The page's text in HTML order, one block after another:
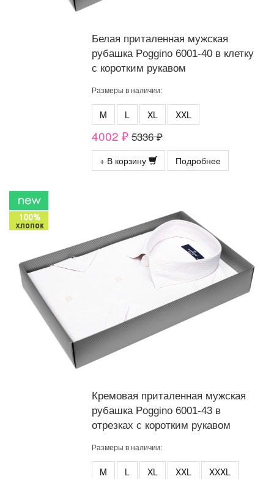
Белая приталенная мужская
рубашка Poggino 6001-40 в клетку
с коротким рукавом
Размеры в наличии:
M L XL XXL
4002 ₽ 5336 ₽
+ В корзину Подробнее
Кремовая приталенная мужская
рубашка Poggino 6001-43 в
отрезках с коротким рукавом
Размеры в наличии:
M L XL XXL XXXL